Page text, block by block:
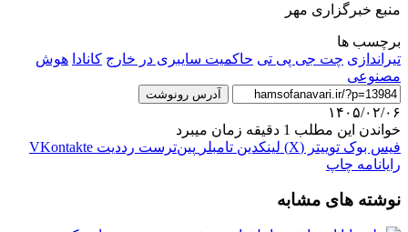
منبع خبرگزاری مهر
برچسب ها
تیراندازی چت جی پی تی حاکمیت سایبری در خارج کانادا هوش
مصنوعی
آدرس رونوشت
۱۴۰۵/۰۲/۰۶
خواندن این مطلب 1 دقیقه زمان میبرد
فیس بوک توییتر (X) لینکدین ‫تامبلر ‫پین‌ترست ‫رددیت ‫VKontakte
رایانامه چاپ
نوشته های مشابه